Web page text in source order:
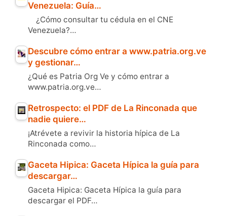
Venezuela: Guía…
¿Cómo consultar tu cédula en el CNE
Venezuela?…
Descubre cómo entrar a www.patria.org.ve
y gestionar…
¿Qué es Patria Org Ve y cómo entrar a
www.patria.org.ve…
Retrospecto: el PDF de La Rinconada que
nadie quiere…
¡Atrévete a revivir la historia hípica de La
Rinconada como…
Gaceta Hipica: Gaceta Hípica la guía para
descargar…
Gaceta Hipica: Gaceta Hípica la guía para
descargar el PDF…